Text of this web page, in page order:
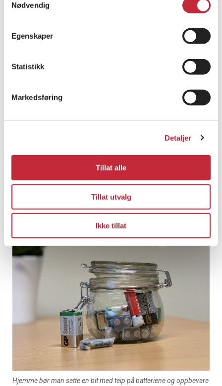
Nødvendig
Egenskaper
Statistikk
Markedsføring
Detaljer
Tillat alle
Tillat utvalg
Ikke tillat
Det er lurt å sette en bit med teip på batteriene, som vist på dette
Hjemme bør man sette en bit med teip på batteriene og oppbevare